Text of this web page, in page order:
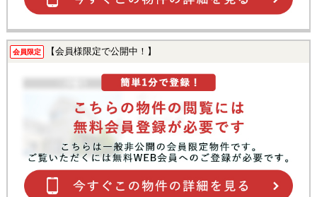
会員限定 【会員様限定で公開中！】